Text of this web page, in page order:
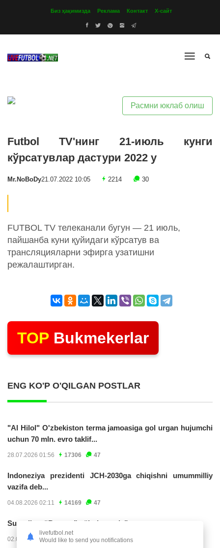
Биз ҳақимизда Реклама Контакт Х-сайт
Расмни юклаб олиш
Futbol TV'нинг 21-июль кунги
кўрсатувлар дастури 2022 y
Mr.NoBoDy21.07.2022 10:05 2214 30
FUTBOL TV телеканали бугун — 21 июль,
пайшанба куни қуйидаги кўрсатув ва
трансляцияларни эфирга узатишни
режалаштирган.
TOP Bukmekerlar
ENG KO'P O'QILGAN POSTLAR
"Al Hilol" O'zbekiston terma jamoasiga gol urgan hujumchi
uchun 70 mln. evro taklif...
28.07.2026 01:56 17306 47
Indoneziya prezidenti JCH-2030ga chiqishni umummilliy
vazifa deb...
04.08.2026 02:11 14169 47
Superliga. “Buxoro” - “Lokomotiv”...
02.08.2026 03:08 7129 47
livefutbol.net
Would like to send you notifications